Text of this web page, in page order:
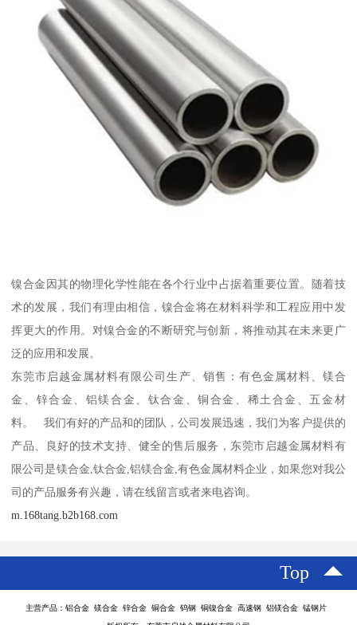
镍合金因其的物理化学性能在各个行业中占据着重要位置。随着技
术的发展，我们有理由相信，镍合金将在材料科学和工程应用中发
挥更大的作用。对镍合金的不断研究与创新，将推动其在未来更广
泛的应用和发展。
东莞市启越金属材料有限公司生产、销售：有色金属材料、镁合
金、锌合金、铝镁合金、钛合金、铜合金、稀土合金、五金材
料。 我们有好的产品和的团队，公司发展迅速，我们为客户提供的
产品、良好的技术支持、健全的售后服务，东莞市启越金属材料有
限公司是镁合金,钛合金,铝镁合金,有色金属材料企业，如果您对我公
司的产品服务有兴趣，请在线留言或者来电咨询。
m.168tang.b2b168.com
Top
主营产品：铝合金 镁合金 锌合金 铜合金 钨钢 铜镍合金 高速钢 铝镁合金 锰钢片